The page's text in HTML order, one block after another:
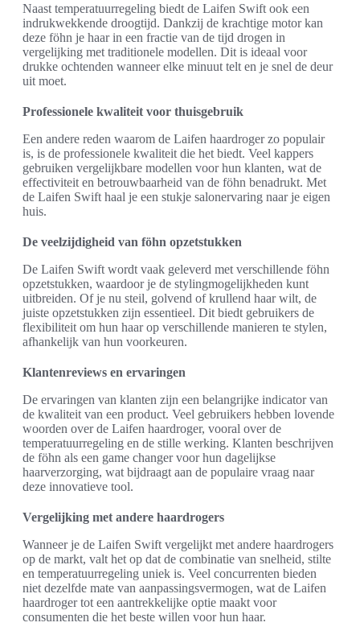
Naast temperatuurregeling biedt de Laifen Swift ook een
indrukwekkende droogtijd. Dankzij de krachtige motor kan
deze föhn je haar in een fractie van de tijd drogen in
vergelijking met traditionele modellen. Dit is ideaal voor
drukke ochtenden wanneer elke minuut telt en je snel de deur
uit moet.
Professionele kwaliteit voor thuisgebruik
Een andere reden waarom de Laifen haardroger zo populair
is, is de professionele kwaliteit die het biedt. Veel kappers
gebruiken vergelijkbare modellen voor hun klanten, wat de
effectiviteit en betrouwbaarheid van de föhn benadrukt. Met
de Laifen Swift haal je een stukje salonervaring naar je eigen
huis.
De veelzijdigheid van föhn opzetstukken
De Laifen Swift wordt vaak geleverd met verschillende föhn
opzetstukken, waardoor je de stylingmogelijkheden kunt
uitbreiden. Of je nu steil, golvend of krullend haar wilt, de
juiste opzetstukken zijn essentieel. Dit biedt gebruikers de
flexibiliteit om hun haar op verschillende manieren te stylen,
afhankelijk van hun voorkeuren.
Klantenreviews en ervaringen
De ervaringen van klanten zijn een belangrijke indicator van
de kwaliteit van een product. Veel gebruikers hebben lovende
woorden over de Laifen haardroger, vooral over de
temperatuurregeling en de stille werking. Klanten beschrijven
de föhn als een game changer voor hun dagelijkse
haarverzorging, wat bijdraagt aan de populaire vraag naar
deze innovatieve tool.
Vergelijking met andere haardrogers
Wanneer je de Laifen Swift vergelijkt met andere haardrogers
op de markt, valt het op dat de combinatie van snelheid, stilte
en temperatuurregeling uniek is. Veel concurrenten bieden
niet dezelfde mate van aanpassingsvermogen, wat de Laifen
haardroger tot een aantrekkelijke optie maakt voor
consumenten die het beste willen voor hun haar.